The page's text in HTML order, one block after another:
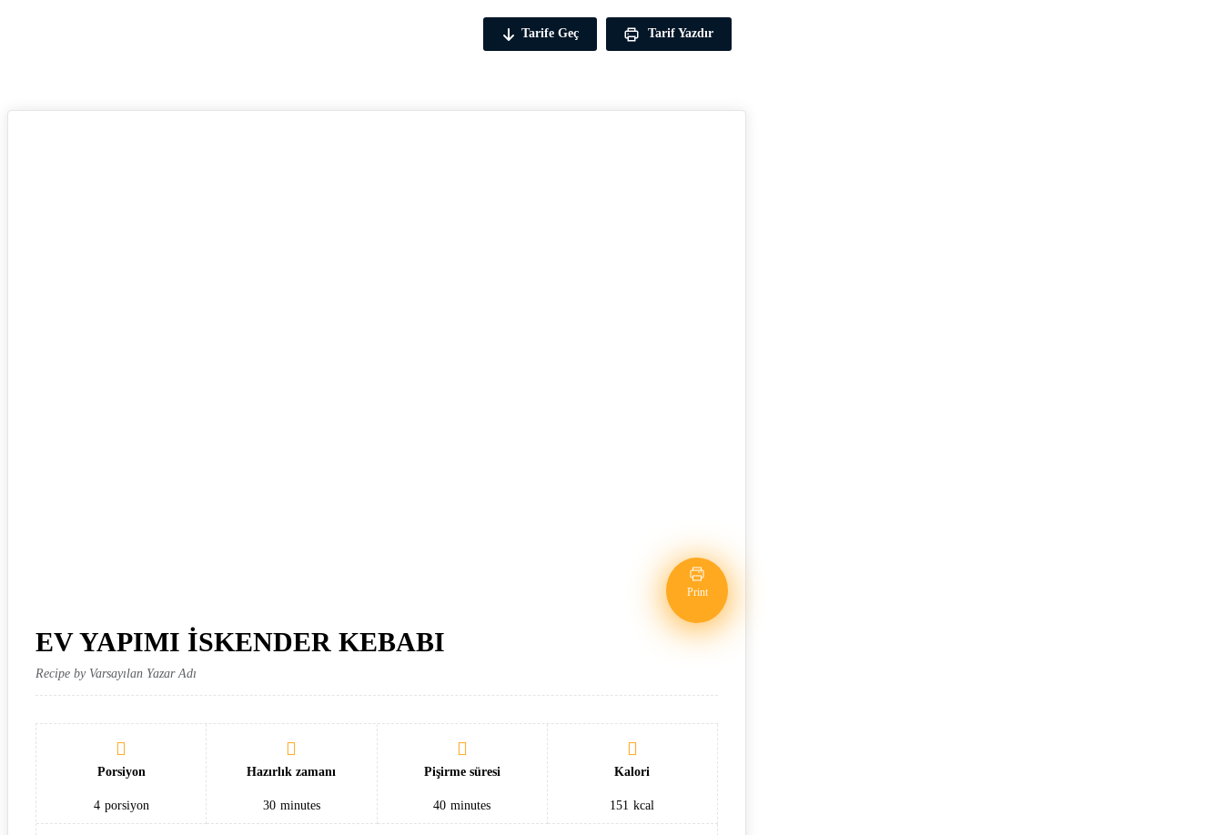
Tarife Geç Tarif Yazdır
Print
EV YAPIMI İSKENDER KEBABI
Recipe by Varsayılan Yazar Adı
Porsiyon
4 porsiyon
Hazırlık zamanı
30 minutes
Pişirme süresi
40 minutes
Kalori
151 kcal